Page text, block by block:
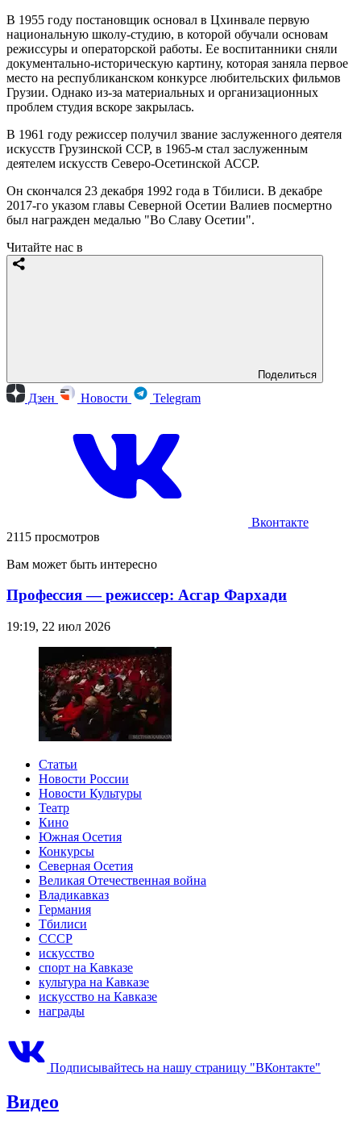
В 1955 году постановщик основал в Цхинвале первую
национальную школу-студию, в которой обучали основам
режиссуры и операторской работы. Ее воспитанники сняли
документально-историческую картину, которая заняла первое
место на республиканском конкурсе любительских фильмов
Грузии. Однако из-за материальных и организационных
проблем студия вскоре закрылась.
В 1961 году режиссер получил звание заслуженного деятеля
искусств Грузинской ССР, в 1965-м стал заслуженным
деятелем искусств Северо-Осетинской АССР.
Он скончался 23 декабря 1992 года в Тбилиси. В декабре
2017-го указом главы Северной Осетии Валиев посмертно
был награжден медалью "Во Славу Осетии".
Читайте нас в
Поделиться
Дзен Новости Telegram
Вконтакте
2115 просмотров
Вам может быть интересно
Профессия — режиссер: Асгар Фархади
19:19, 22 июл 2026
Статьи
Новости России
Новости Культуры
Театр
Кино
Южная Осетия
Конкурсы
Северная Осетия
Великая Отечественная война
Владикавказ
Германия
Тбилиси
СССР
искусство
спорт на Кавказе
культура на Кавказе
искусство на Кавказе
награды
Подписывайтесь на нашу страницу "ВКонтакте"
Видео